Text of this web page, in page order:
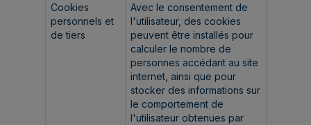
Cookies
personnels et
de tiers
Avec le consentement de
l'utilisateur, des cookies
peuvent être installés pour
calculer le nombre de
personnes accédant au site
internet, ainsi que pour
stocker des informations sur
le comportement de
l'utilisateur obtenues par